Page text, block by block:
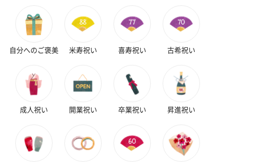
自分へのご褒美 米寿祝い 喜寿祝い 古希祝い
成人祝い 開業祝い 卒業祝い 昇進祝い